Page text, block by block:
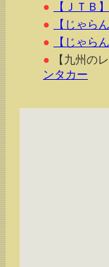
●
【ＪＴＢ
●
【じゃら
●
【じゃら
● 【九州の
ンタカー